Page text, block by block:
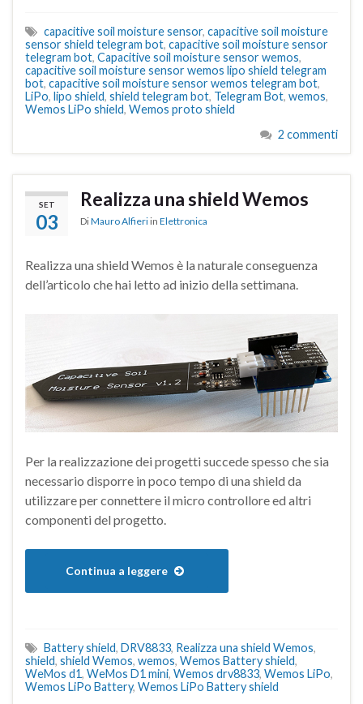
capacitive soil moisture sensor, capacitive soil moisture
sensor shield telegram bot, capacitive soil moisture sensor
telegram bot, Capacitive soil moisture sensor wemos,
capacitive soil moisture sensor wemos lipo shield telegram
bot, capacitive soil moisture sensor wemos telegram bot,
LiPo, lipo shield, shield telegram bot, Telegram Bot, wemos,
Wemos LiPo shield, Wemos proto shield
2 commenti
SET
03
Realizza una shield Wemos
DiMauro Alfieri in Elettronica
Realizza una shield Wemos è la naturale conseguenza
dell’articolo che hai letto ad inizio della settimana.
Per la realizzazione dei progetti succede spesso che sia
necessario disporre in poco tempo di una shield da
utilizzare per connettere il micro controllore ed altri
componenti del progetto.
Continua a leggere
Battery shield, DRV8833, Realizza una shield Wemos,
shield, shield Wemos, wemos, Wemos Battery shield,
WeMos d1, WeMos D1 mini, Wemos drv8833, Wemos LiPo,
Wemos LiPo Battery, Wemos LiPo Battery shield